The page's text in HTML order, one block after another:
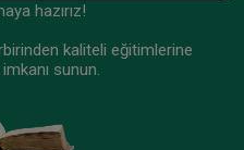
hazırız!
kaliteli eğitimlerine
imkanı sunun.